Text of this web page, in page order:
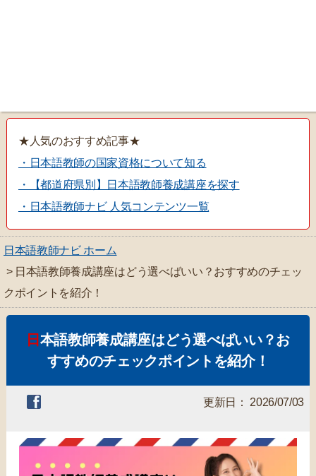
★人気のおすすめ記事★
・日本語教師の国家資格について知る
・【都道府県別】日本語教師養成講座を探す
・日本語教師ナビ 人気コンテンツ一覧
日本語教師ナビ ホーム
> 日本語教師養成講座はどう選べばいい？おすすめのチェッ
クポイントを紹介！
日本語教師養成講座はどう選べばいい？お
すすめのチェックポイントを紹介！
更新日： 2026/07/03